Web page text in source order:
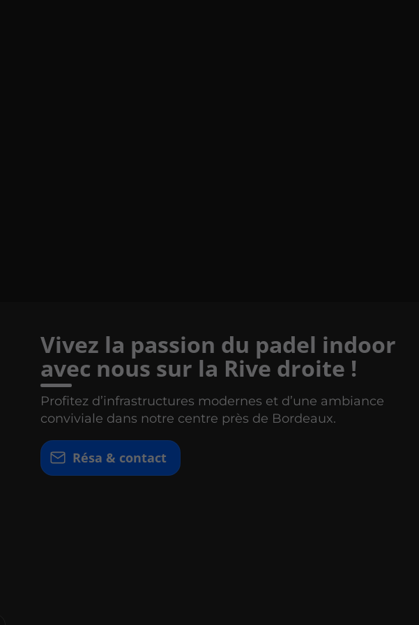
Vivez la passion du padel indoor
avec nous sur la Rive droite !
Profitez d’infrastructures modernes et d’une ambiance
conviviale dans notre centre près de Bordeaux.
Résa & contact